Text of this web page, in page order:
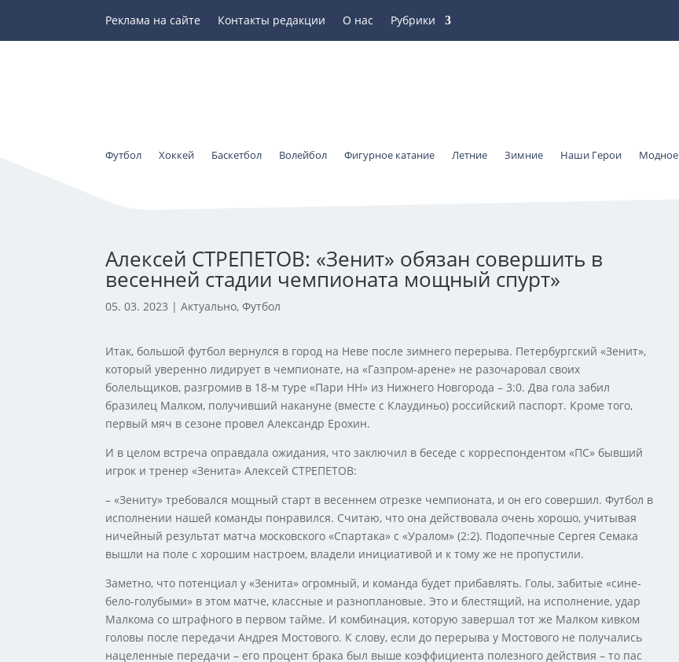
Реклама на сайте Контакты редакции О нас Рубрики
Футбол Хоккей Баскетбол Волейбол Фигурное катание Летние Зимние Наши Герои Модное
Алексей СТРЕПЕТОВ: «Зенит» обязан совершить в
весенней стадии чемпионата мощный спурт»
05. 03. 2023 |Актуально,Футбол
Итак, большой футбол вернулся в город на Неве после зимнего перерыва. Петербургский «Зенит»,
который уверенно лидирует в чемпионате, на «Газпром-арене» не разочаровал своих
болельщиков, разгромив в 18-м туре «Пари НН» из Нижнего Новгорода – 3:0. Два гола забил
бразилец Малком, получивший накануне (вместе с Клаудиньо) российский паспорт. Кроме того,
первый мяч в сезоне провел Александр Ерохин.
И в целом встреча оправдала ожидания, что заключил в беседе с корреспондентом «ПС» бывший
игрок и тренер «Зенита» Алексей СТРЕПЕТОВ:
– «Зениту» требовался мощный старт в весеннем отрезке чемпионата, и он его совершил. Футбол в
исполнении нашей команды понравился. Считаю, что она действовала очень хорошо, учитывая
ничейный результат матча московского «Спартака» с «Уралом» (2:2). Подопечные Сергея Семака
вышли на поле с хорошим настроем, владели инициативой и к тому же не пропустили.
Заметно, что потенциал у «Зенита» огромный, и команда будет прибавлять. Голы, забитые «сине-
бело-голубыми» в этом матче, классные и разноплановые. Это и блестящий, на исполнение, удар
Малкома со штрафного в первом тайме. И комбинация, которую завершал тот же Малком кивком
головы после передачи Андрея Мостового. К слову, если до перерыва у Мостового не получались
нацеленные передачи – его процент брака был выше коэффициента полезного действия – то пас